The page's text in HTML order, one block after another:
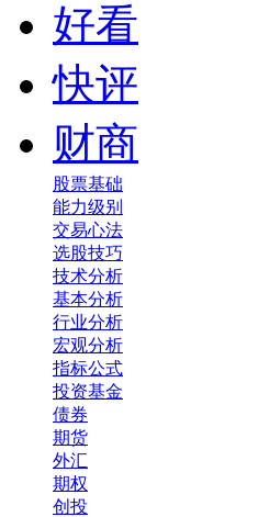
好看
快评
财商
股票基础
能力级别
交易心法
选股技巧
技术分析
基本分析
行业分析
宏观分析
指标公式
投资基金
债券
期货
外汇
期权
创投